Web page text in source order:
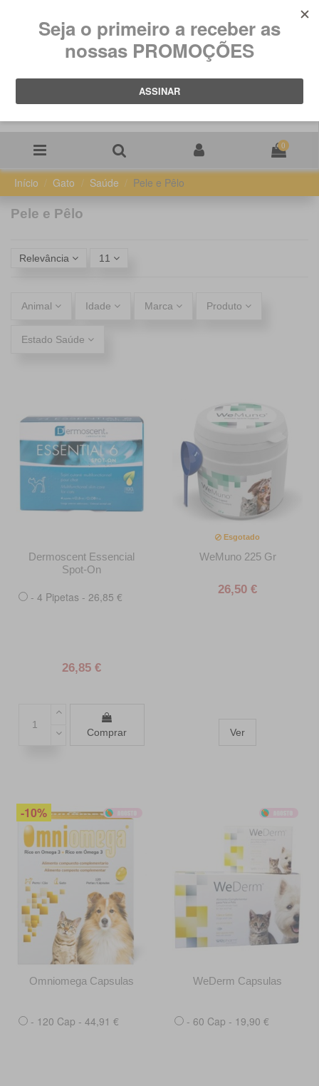
0
Início Gato Saúde Pele e Pêlo
Pele e Pêlo
Relevância 11
Animal Idade Marca Produto
Estado Saúde
Dermoscent Essencial
Spot-On
- 4 Pipetas - 26,85 €
26,85 €
Comprar
Esgotado
WeMuno 225 Gr
26,50 €
Ver
-10%
Omniomega Capsulas
- 120 Cap - 44,91 €
WeDerm Capsulas
- 60 Cap - 19,90 €